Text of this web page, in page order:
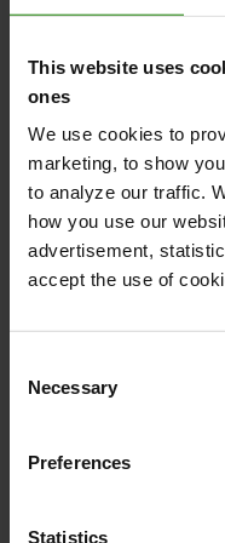
This website uses
ones
We use cookies to
marketing, to show
to analyze our traffic.
how you use our
advertisement,
accept the use of
Selection
Necessary
Preferences
Statistics
Kontakt
Har du brug
så vender vi